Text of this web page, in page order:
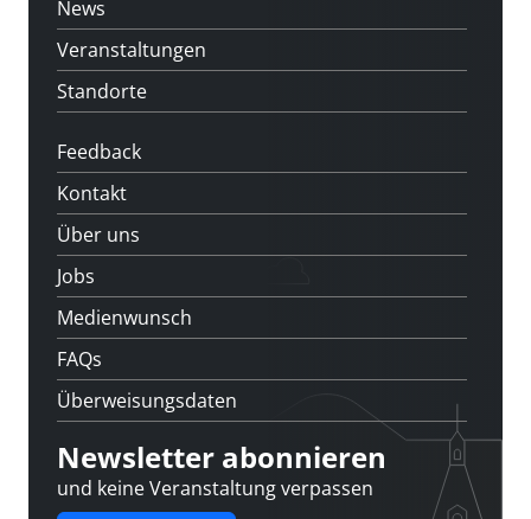
News
Veranstaltungen
Standorte
Feedback
Kontakt
Über uns
Jobs
Medienwunsch
FAQs
Überweisungsdaten
Newsletter abonnieren
und keine Veranstaltung verpassen